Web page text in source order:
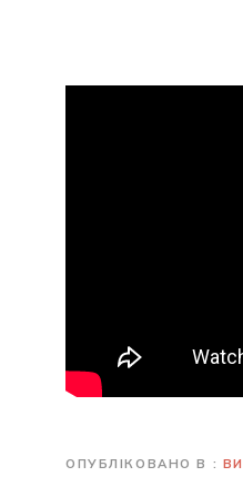
ОПУБЛІКОВАНО В